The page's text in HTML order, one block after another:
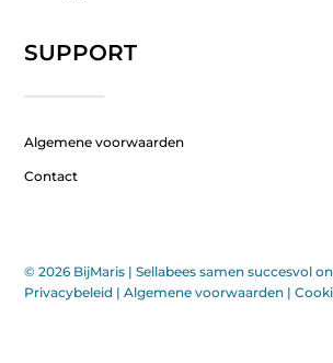
SUPPORT
Algemene voorwaarden
Contact
© 2026 BijMaris |Sellabees samen succesvol
Privacybeleid |Algemene voorwaarden |